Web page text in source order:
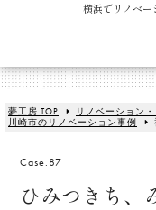
横浜でリノベー
夢工房 TOP
リノベーション
川崎市のリノベーション事例
Case.87
ひみつきち、